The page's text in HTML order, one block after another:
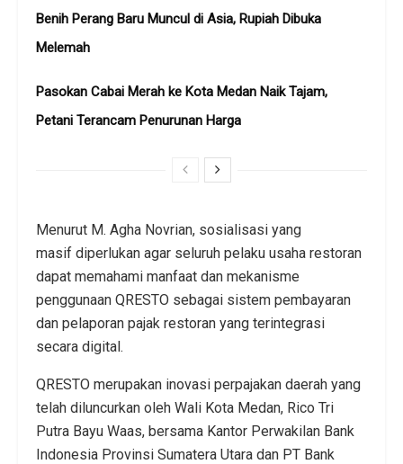
Benih Perang Baru Muncul di Asia, Rupiah Dibuka
Melemah
Pasokan Cabai Merah ke Kota Medan Naik Tajam,
Petani Terancam Penurunan Harga
Menurut M. Agha Novrian, sosialisasi yang
masif diperlukan agar seluruh pelaku usaha restoran
dapat memahami manfaat dan mekanisme
penggunaan QRESTO sebagai sistem pembayaran
dan pelaporan pajak restoran yang terintegrasi
secara digital.
QRESTO merupakan inovasi perpajakan daerah yang
telah diluncurkan oleh Wali Kota Medan, Rico Tri
Putra Bayu Waas, bersama Kantor Perwakilan Bank
Indonesia Provinsi Sumatera Utara dan PT Bank